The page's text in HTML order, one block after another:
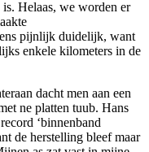
Helaas, we worden er
pijnlijk duidelijk, want
enkele kilometers in de
dacht men aan een
ne platten tuub. Hans
‘binnenband
de herstelling bleef maar